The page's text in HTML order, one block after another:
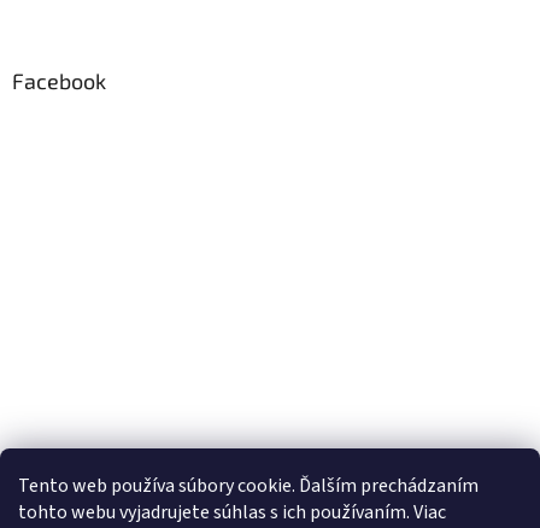
Tento web používa súbory cookie. Ďalším prechádzaním
tohto webu vyjadrujete súhlas s ich používaním. Viac
Facebook